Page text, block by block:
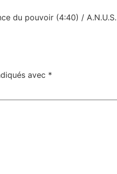
du pouvoir (4:40) /
avec *